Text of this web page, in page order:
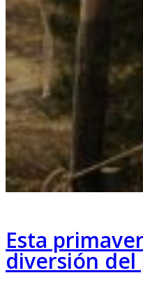
Esta
diversión